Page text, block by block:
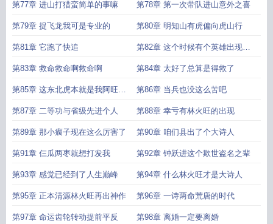
密
第77章 进山打猎蛮简单的事嘛 第78章 第一次带队进山意外之喜
第79章 捉飞龙我可是专业的 第80章 明知山有虎偏向虎山行
第81章 它跑了快追 第82章 这个时候有个英雄出现该
多好
第83章 救命救命啊救命啊 第84章 太好了总算是得救了
第85章 这东北虎本就是我阿旺哥
的
第86章 当兵也没这么苦吧
第87章 二等功与省级先进个人 第88章 幸亏有林火旺的出现
第89章 那小瘸子现在这么厉害了 第90章 咱们县出了个大诗人
第91章 仨瓜两枣就想打发我 第92章 钟跃进这个欺世盗名之辈
第93章 感觉已经到了人生巅峰 第94章 什么林火旺才是大诗人
第95章 正本清源林火旺再出神作 第96章 一诗两命荒唐的时代
第97章 命运齿轮转动提前平反 第98章 离婚一定要离婚